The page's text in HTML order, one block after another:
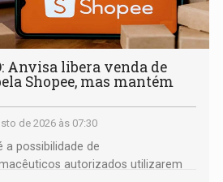
Anvisa libera venda de
Shopee, mas mantém
de 2026 às 07:30
a possibilidade de
autorizados utilizarem